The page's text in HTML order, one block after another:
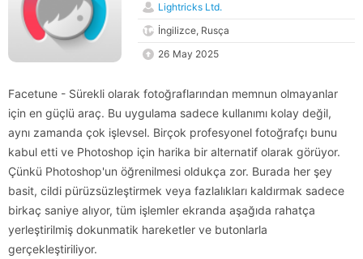
Lightricks Ltd.
İngilizce, Rusça
26 May 2025
Facetune - Sürekli olarak fotoğraflarından memnun olmayanlar
için en güçlü araç. Bu uygulama sadece kullanımı kolay değil,
aynı zamanda çok işlevsel. Birçok profesyonel fotoğrafçı bunu
kabul etti ve Photoshop için harika bir alternatif olarak görüyor.
Çünkü Photoshop'un öğrenilmesi oldukça zor. Burada her şey
basit, cildi pürüzsüzleştirmek veya fazlalıkları kaldırmak sadece
birkaç saniye alıyor, tüm işlemler ekranda aşağıda rahatça
yerleştirilmiş dokunmatik hareketler ve butonlarla
gerçekleştiriliyor.